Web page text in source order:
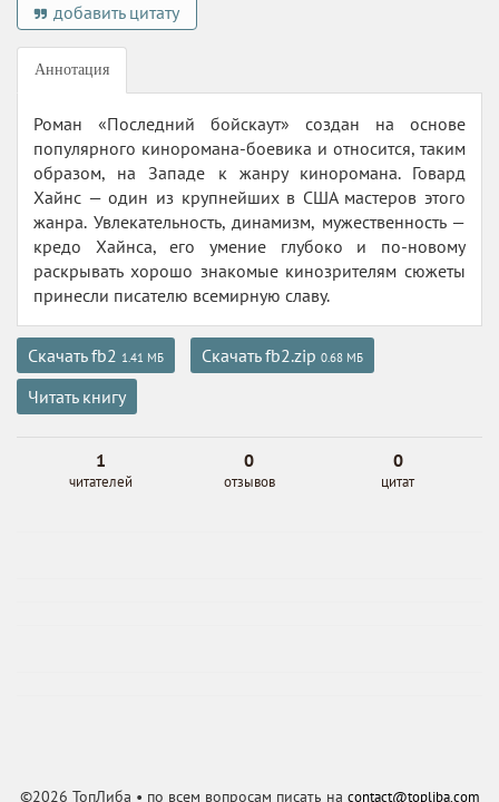
добавить цитату
Аннотация
Роман «Последний бойскаут» создан на основе
популярного киноромана-боевика и относится, таким
образом, на Западе к жанру киноромана. Говард
Хайнс — один из крупнейших в США мастеров этого
жанра. Увлекательность, динамизм, мужественность —
кредо Хайнса, его умение глубоко и по-новому
раскрывать хорошо знакомые кинозрителям сюжеты
принесли писателю всемирную славу.
Скачать fb2 1.41 МБ Скачать fb2.zip 0.68 МБ
Читать книгу
1
читателей
0
отзывов
0
цитат
©2026 ТопЛиба • по всем вопросам писать на contact@topliba.com